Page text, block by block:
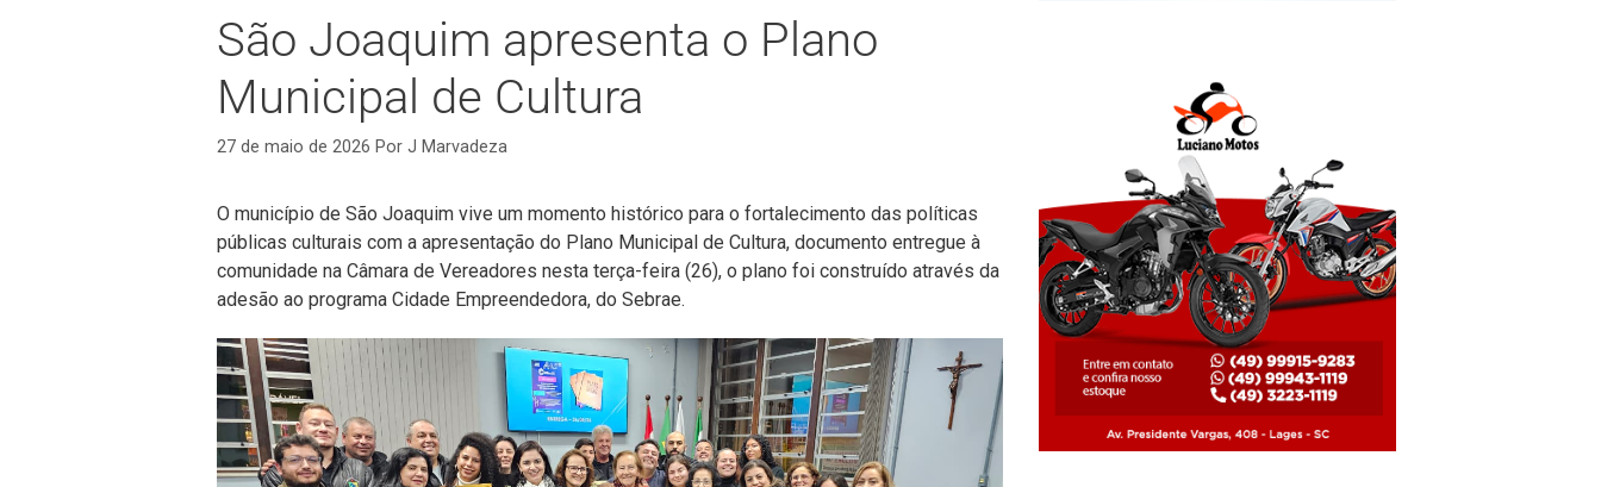
São Joaquim apresenta o Plano
Municipal de Cultura
27 de maio de 2026 Por J Marvadeza
O município de São Joaquim vive um momento histórico para o fortalecimento das políticas
públicas culturais com a apresentação do Plano Municipal de Cultura, documento entregue à
comunidade na Câmara de Vereadores nesta terça-feira (26), o plano foi construído através da
adesão ao programa Cidade Empreendedora, do Sebrae.